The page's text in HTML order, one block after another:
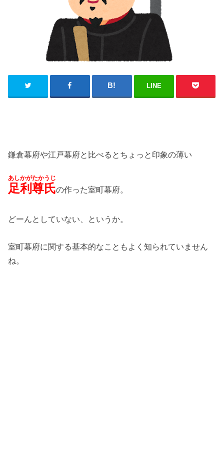
LINE
鎌倉幕府や江戸幕府と比べるとちょっと印象の薄い
足利尊氏
あしかがたかうじ
の作った室町幕府。
どーんとしていない、というか。
室町幕府に関する基本的なこともよく知られていません
ね。